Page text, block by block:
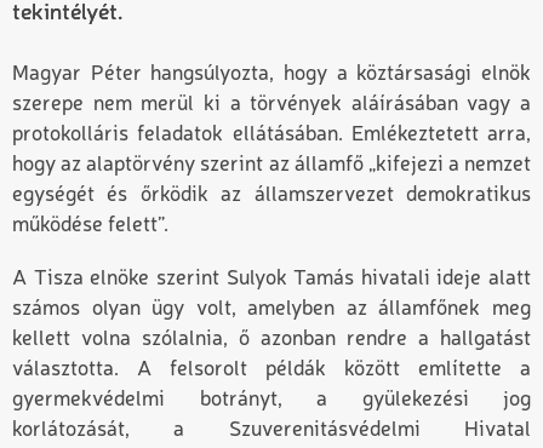
tekintélyét.
Magyar Péter hangsúlyozta, hogy a köztársasági elnök
szerepe nem merül ki a törvények aláírásában vagy a
protokolláris feladatok ellátásában. Emlékeztetett arra,
hogy az alaptörvény szerint az államfő „kifejezi a nemzet
egységét és őrködik az államszervezet demokratikus
működése felett”.
A Tisza elnöke szerint Sulyok Tamás hivatali ideje alatt
számos olyan ügy volt, amelyben az államfőnek meg
kellett volna szólalnia, ő azonban rendre a hallgatást
választotta. A felsorolt példák között említette a
gyermekvédelmi botrányt, a gyülekezési jog
korlátozását, a Szuverenitásvédelmi Hivatal